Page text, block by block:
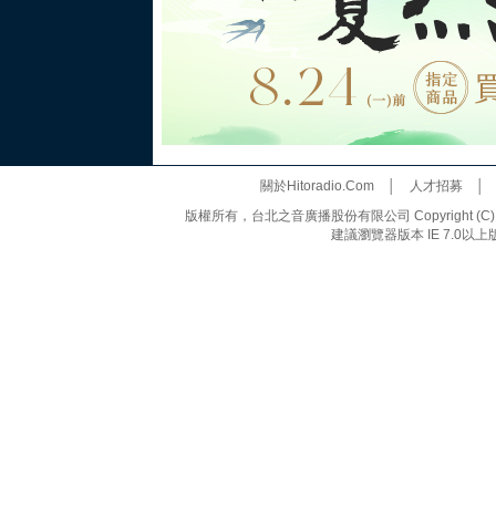
關於Hitoradio.Com│ 人才招募
版權所有，台北之音廣播股份有限公司 Copyright
建議瀏覽器版本 IE 7.0以上